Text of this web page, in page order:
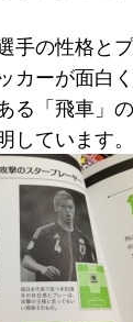
手の性格とプ
カーが面白
る「飛車」
しています。